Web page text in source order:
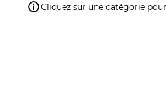
Cliquez sur une catégorie